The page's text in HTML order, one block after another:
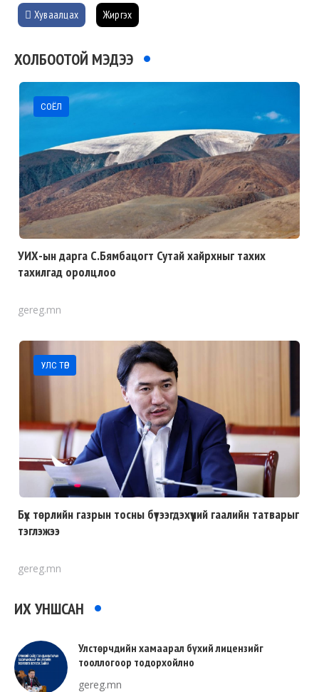
Хуваалцах Жиргэх
ХОЛБООТОЙ МЭДЭЭ
СОЁЛ
УИХ-ын дарга С.Бямбацогт Сутай хайрхныг тахих
тахилгад оролцлоо
gereg.mn
УЛС ТӨР
Бүх төрлийн газрын тосны бүтээгдэхүүний гаалийн татварыг
тэглэжээ
gereg.mn
ИХ УНШСАН
Улстөрчдийн хамаарал бүхий лицензийг
тооллогоор тодорхойлно
gereg.mn